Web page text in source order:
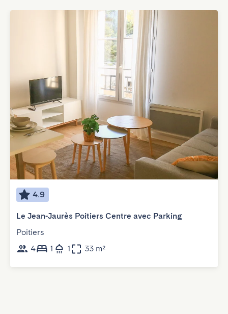
4.9
Le Jean-Jaurès Poitiers Centre avec Parking
Poitiers
4
1 1 33 m²